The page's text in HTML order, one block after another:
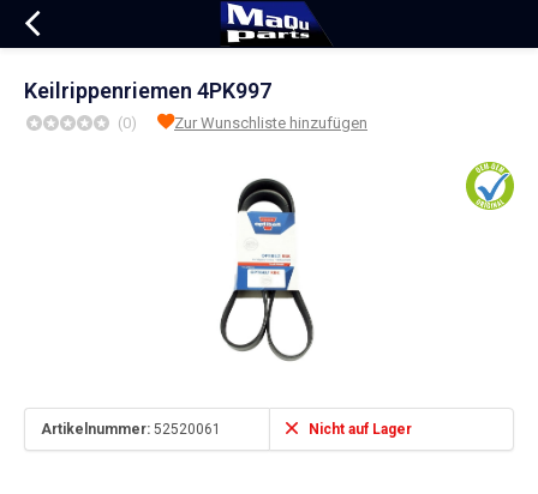
Keilrippenriemen 4PK997
(0) Zur Wunschliste hinzufügen
Artikelnummer: 52520061 Nicht auf Lager